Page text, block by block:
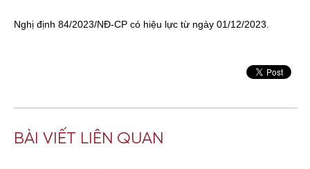
Nghị định 84/2023/NĐ-CP có hiệu lực từ ngày 01/12/2023.
BÀI VIẾT LIÊN QUAN